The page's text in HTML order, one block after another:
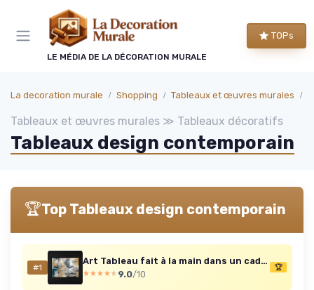
LE MÉDIA DE LA DÉCORATION MURALE
TOPs
La decoration murale Shopping Tableaux et œuvres murales
Tableaux et œuvres murales ≫ Tableaux décoratifs
Tableaux design contemporain
🏆Top Tableaux design contemporain
#1
Art Tableau fait à la main dans un cadre encadré Consonances dorées les couleurs noir et or Peinture abstraite Art contemporain 120x80 cm 120L x 80l cm Harmonies dorées
★★★★★
★★★★★ 9.0/10
🏆
Panneau de gestion des cookies